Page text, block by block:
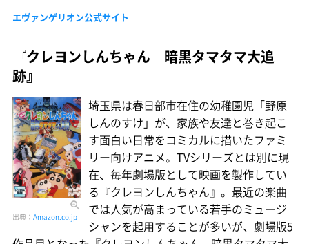
エヴァンゲリオン公式サイト
『クレヨンしんちゃん 暗黒タマタマ大追
跡』
出典： Amazon.co.jp
埼玉県は春日部市在住の幼稚園児「野原
しんのすけ」が、家族や友達と巻き起こ
す面白い日常をコミカルに描いたファミ
リー向けアニメ。TVシリーズとは別に現
在、毎年劇場版として映画を製作してい
る『クレヨンしんちゃん』。最近の楽曲
では人気が高まっている若手のミュージ
シャンを起用することが多いが、劇場版5